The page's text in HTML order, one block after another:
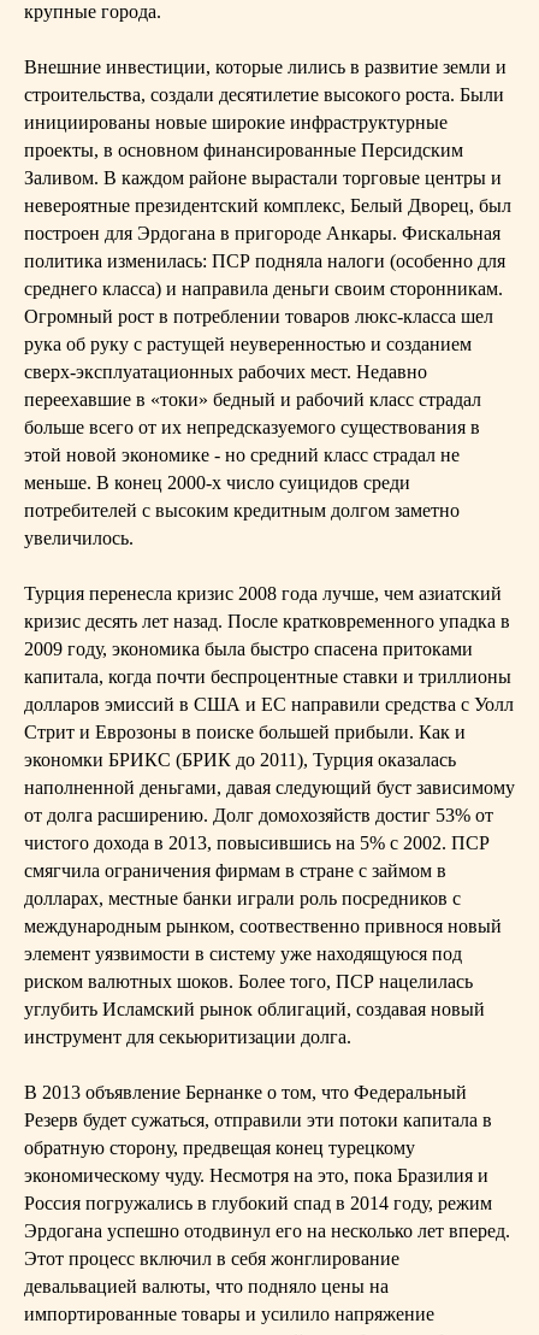
крупные города.
Внешние инвестиции, которые лились в развитие земли и
строительства, создали десятилетие высокого роста. Были
инициированы новые широкие инфраструктурные
проекты, в основном финансированные Персидским
Заливом. В каждом районе вырастали торговые центры и
невероятные президентский комплекс, Белый Дворец, был
построен для Эрдогана в пригороде Анкары. Фискальная
политика изменилась: ПСР подняла налоги (особенно для
среднего класса) и направила деньги своим сторонникам.
Огромный рост в потреблении товаров люкс-класса шел
рука об руку с растущей неуверенностью и созданием
сверх-эксплуатационных рабочих мест. Недавно
переехавшие в «токи» бедный и рабочий класс страдал
больше всего от их непредсказуемого существования в
этой новой экономике - но средний класс страдал не
меньше. В конец 2000-х число суицидов среди
потребителей с высоким кредитным долгом заметно
увеличилось.
Турция перенесла кризис 2008 года лучше, чем азиатский
кризис десять лет назад. После кратковременного упадка в
2009 году, экономика была быстро спасена притоками
капитала, когда почти беспроцентные ставки и триллионы
долларов эмиссий в США и ЕС направили средства с Уолл
Стрит и Еврозоны в поиске большей прибыли. Как и
экономки БРИКС (БРИК до 2011), Турция оказалась
наполненной деньгами, давая следующий буст зависимому
от долга расширению. Долг домохозяйств достиг 53% от
чистого дохода в 2013, повысившись на 5% с 2002. ПСР
смягчила ограничения фирмам в стране с займом в
долларах, местные банки играли роль посредников с
международным рынком, соотвественно привнося новый
элемент уязвимости в систему уже находящуюся под
риском валютных шоков. Более того, ПСР нацелилась
углубить Исламский рынок облигаций, создавая новый
инструмент для секьюритизации долга.
В 2013 объявление Бернанке о том, что Федеральный
Резерв будет сужаться, отправили эти потоки капитала в
обратную сторону, предвещая конец турецкому
экономическому чуду. Несмотря на это, пока Бразилия и
Россия погружались в глубокий спад в 2014 году, режим
Эрдогана успешно отодвинул его на несколько лет вперед.
Этот процесс включил в себя жонглирование
девальвацией валюты, что подняло цены на
импортированные товары и усилило напряжение